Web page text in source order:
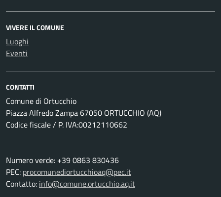
VIVERE IL COMUNE
Luoghi
Eventi
CONTATTI
Comune di Ortucchio
Piazza Alfredo Zampa 67050 ORTUCCHIO (AQ)
Codice fiscale / P. IVA:00212110662
Numero verde: +39 0863 830436
PEC: procomunediortucchioaq@pec.it
Contatto: info@comune.ortucchio.aq.it